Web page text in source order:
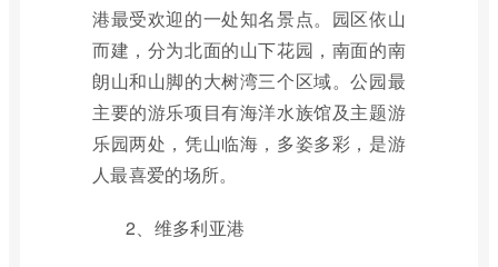
港最受欢迎的一处知名景点。园区依山
而建，分为北面的山下花园，南面的南
朗山和山脚的大树湾三个区域。公园最
主要的游乐项目有海洋水族馆及主题游
乐园两处，凭山临海，多姿多彩，是游
人最喜爱的场所。
2、维多利亚港